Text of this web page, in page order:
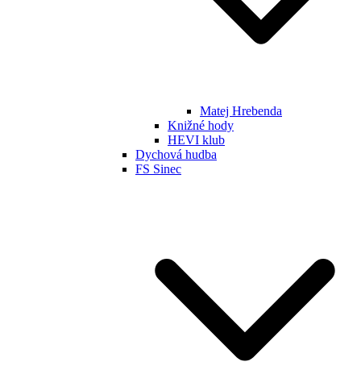
Matej Hrebenda
Knižné hody
HEVI klub
Dychová hudba
FS Sinec